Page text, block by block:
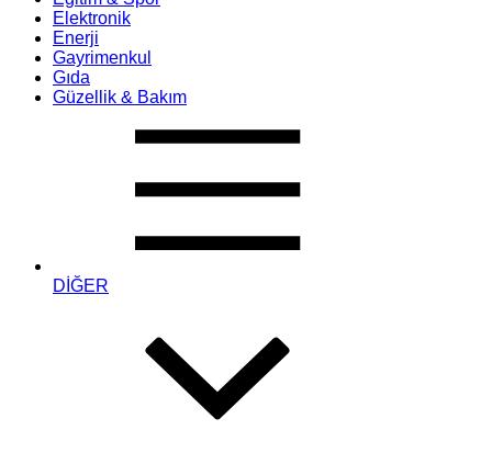
Elektronik
Enerji
Gayrimenkul
Gıda
Güzellik & Bakım
DİĞER